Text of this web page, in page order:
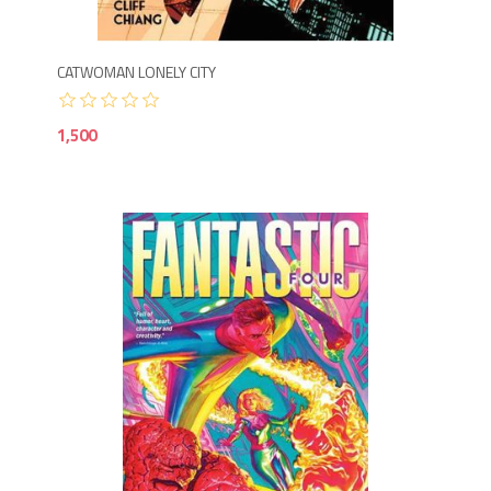
CATWOMAN LONELY CITY
1,500